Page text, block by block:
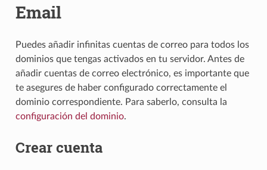
Email
Puedes añadir infinitas cuentas de correo para todos los
dominios que tengas activados en tu servidor. Antes de
añadir cuentas de correo electrónico, es importante que
te asegures de haber configurado correctamente el
dominio correspondiente. Para saberlo, consulta la
configuración del dominio.
Crear cuenta